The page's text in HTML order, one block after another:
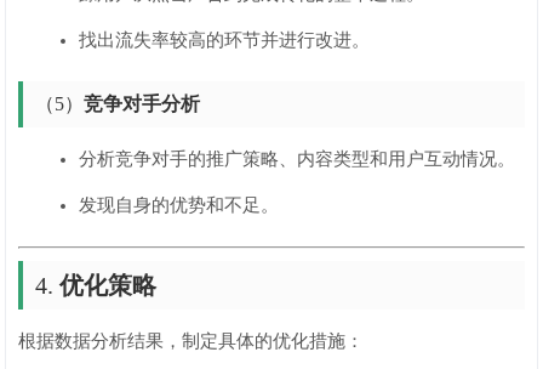
找出流失率较高的环节并进行改进。
（5）竞争对手分析
分析竞争对手的推广策略、内容类型和用户互动情况。
发现自身的优势和不足。
4.优化策略
根据数据分析结果，制定具体的优化措施：